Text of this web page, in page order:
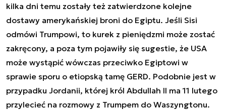
kilka dni temu zostały też zatwierdzone kolejne
dostawy amerykańskiej broni do Egiptu. Jeśli Sisi
odmówi Trumpowi, to kurek z pieniędzmi może zostać
zakręcony, a poza tym pojawiły się sugestie, że USA
może wystąpić wówczas przeciwko Egiptowi w
sprawie sporu o etiopską tamę GERD. Podobnie jest w
przypadku Jordanii, której król Abdullah II ma 11 lutego
przylecieć na rozmowy z Trumpem do Waszyngtonu.